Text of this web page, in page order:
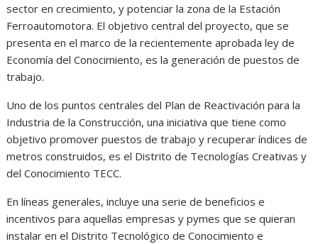
sector en crecimiento, y potenciar la zona de la Estación
Ferroautomotora. El objetivo central del proyecto, que se
presenta en el marco de la recientemente aprobada ley de
Economía del Conocimiento, es la generación de puestos de
trabajo.
Uno de los puntos centrales del Plan de Reactivación para la
Industria de la Construcción, una iniciativa que tiene como
objetivo promover puestos de trabajo y recuperar índices de
metros construidos, es el Distrito de Tecnologías Creativas y
del Conocimiento TECC.
En líneas generales, incluye una serie de beneficios e
incentivos para aquellas empresas y pymes que se quieran
instalar en el Distrito Tecnológico de Conocimiento e